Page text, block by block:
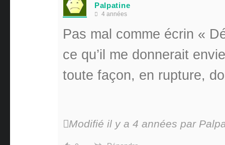
Palpatine
4 années
Pas mal comme écrin «
ce qu’il me donnerait
toute façon, en rupture,
Modifié il y a 4 années par